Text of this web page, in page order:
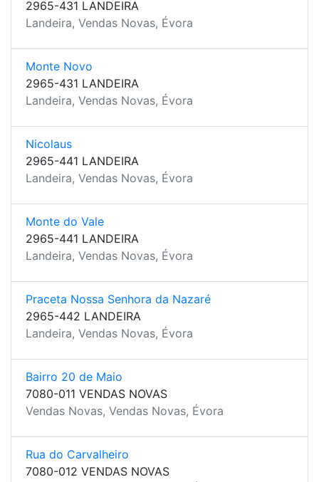
2965-431 LANDEIRA
Landeira, Vendas Novas, Évora
Monte Novo
2965-431 LANDEIRA
Landeira, Vendas Novas, Évora
Nicolaus
2965-441 LANDEIRA
Landeira, Vendas Novas, Évora
Monte do Vale
2965-441 LANDEIRA
Landeira, Vendas Novas, Évora
Praceta Nossa Senhora da Nazaré
2965-442 LANDEIRA
Landeira, Vendas Novas, Évora
Bairro 20 de Maio
7080-011 VENDAS NOVAS
Vendas Novas, Vendas Novas, Évora
Rua do Carvalheiro
7080-012 VENDAS NOVAS